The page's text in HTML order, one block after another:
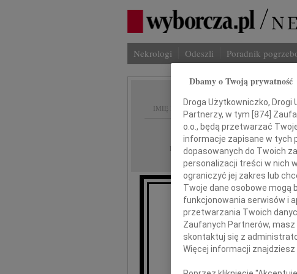
Nekrologi Odeszli Poradnik
IMIĘ I NAZWISKO:
REGION: Poznań
DATA EMISJI: 25.11.2009
jesteśmy z
Dbamy o Twoją prywatność
Droga Użytkowniczko, Drogi
Partnerzy, w tym [874]
o.o., będą przetwarzać
informacje zapisane w tych
dopasowanych do Twoich
personalizacji treści w nich
ograniczyć jej zakres lub
Twoje dane osobowe mogą
funkcjonowania serwisów i
przetwarzania Twoich
Zaufanych Partnerów, masz
skontaktuj się z
Więcej informacji znajdziesz